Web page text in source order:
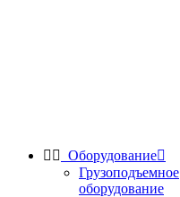
  Оборудование
Грузоподъемное
оборудование